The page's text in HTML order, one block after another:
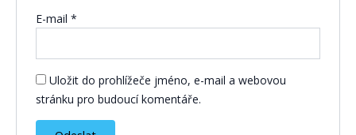
E-mail*
Uložit do prohlížeče jméno, e-mail a webovou
stránku pro budoucí komentáře.